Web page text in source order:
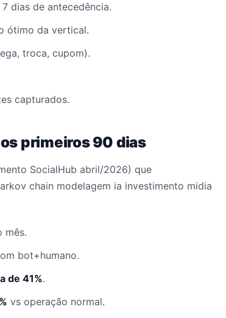
dias de antecedência.
ótimo da vertical.
troca, cupom).
capturados.
primeiros 90 dias
SocialHub abril/2026) que
chain modelagem ia investimento midia
mês.
bot+humano.
de 41%.
vs operação normal.